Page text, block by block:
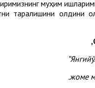
муҳим
тарқалишини олдини
жоме